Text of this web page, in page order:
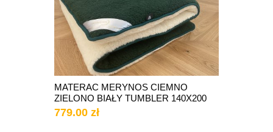
MATERAC MERYNOS CIEMNO
ZIELONO BIAŁY TUMBLER 140X200
779.00 zł